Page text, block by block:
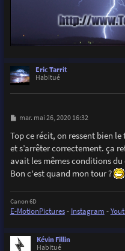
Eric Tarrit
Habitué
M
s
s
a
e
mar. mai 26, 2020 16:32
Top ce récit, on ressent bien
et s’arrêter correctement. ça
avait les mêmes conditions du
Bon c'est quand mon tour ?
Canon 6D
E-MotionPictures- Instagram -
Kévin Fillin
Habitué